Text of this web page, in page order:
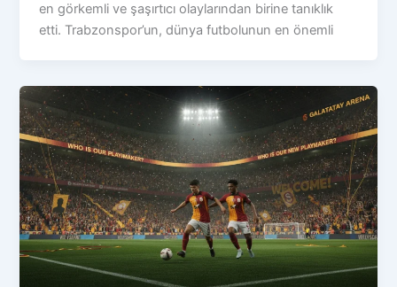
en görkemli ve şaşırtıcı olaylarından birine tanıklık
etti. Trabzonspor’un, dünya futbolunun en önemli